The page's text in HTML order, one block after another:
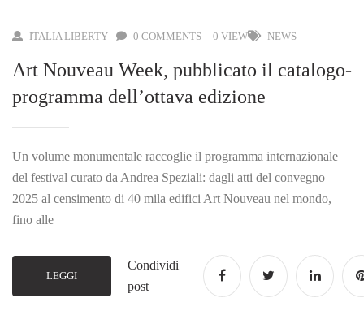
ITALIA LIBERTY 0 COMMENTS 0 VIEW NEWS
Art Nouveau Week, pubblicato il catalogo-
programma dell’ottava edizione
Un volume monumentale raccoglie il programma internazionale
del festival curato da Andrea Speziali: dagli atti del convegno
2025 al censimento di 40 mila edifici Art Nouveau nel mondo,
fino alle
LEGGI
Condividi
post